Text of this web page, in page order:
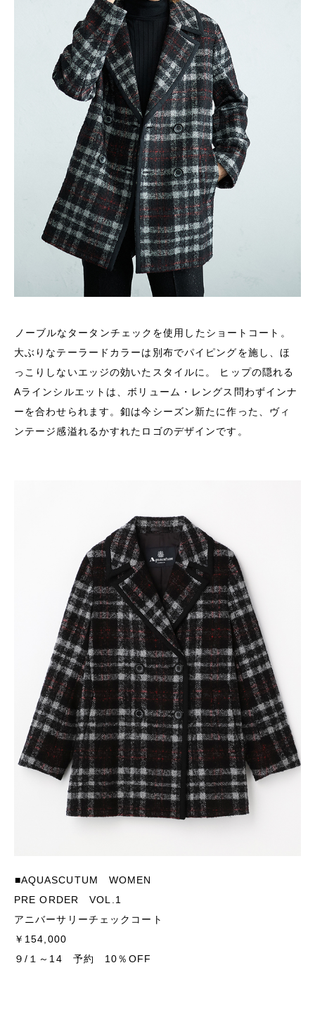
ノーブルなタータンチェックを使用したショートコート。
大ぶりなテーラードカラーは別布でパイピングを施し、ほ
っこりしないエッジの効いたスタイルに。 ヒップの隠れる
Aラインシルエットは、ボリューム・レングス問わずインナ
ーを合わせられます。釦は今シーズン新たに作った、ヴィ
ンテージ感溢れるかすれたロゴのデザインです。
■AQUASCUTUM WOMEN
PRE ORDER VOL.1
アニバーサリーチェックコート
￥154,000
９/１～14 予約 10％OFF